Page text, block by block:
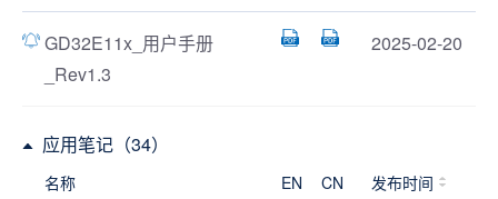
GD32E11x_用户手册
_Rev1.3
2025-02-20
应用笔记（34）
名称 EN CN 发布时间